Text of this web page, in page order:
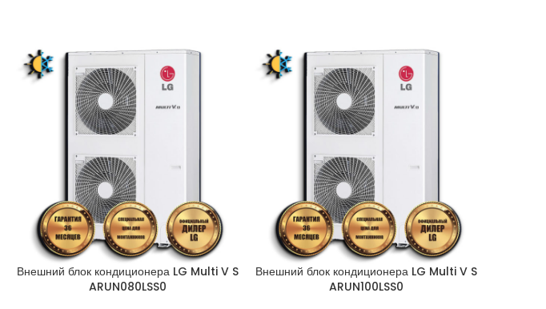
Внешний блок кондиционера LG Multi V S
ARUN080LSS0
Внешний блок кондиционера LG Multi V S
ARUN100LSS0